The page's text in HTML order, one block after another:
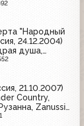
"Народный
24.12.2004)
душа,
чай,
21.10.2007)
Country,
Zanussi,